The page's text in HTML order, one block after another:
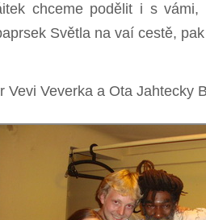
chceme podělit i s
Světla na vaí cestě,
Vevi Veverka a Ota Jahtecky